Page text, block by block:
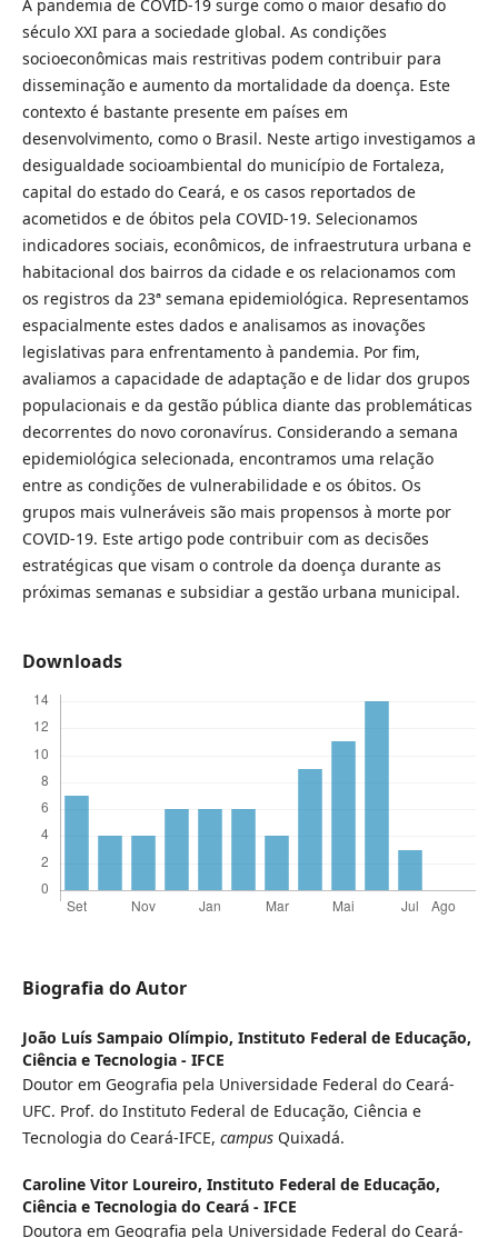
A pandemia de COVID-19 surge como o maior desafio do
século XXI para a sociedade global. As condições
socioeconômicas mais restritivas podem contribuir para
disseminação e aumento da mortalidade da doença. Este
contexto é bastante presente em países em
desenvolvimento, como o Brasil. Neste artigo investigamos a
desigualdade socioambiental do município de Fortaleza,
capital do estado do Ceará, e os casos reportados de
acometidos e de óbitos pela COVID-19. Selecionamos
indicadores sociais, econômicos, de infraestrutura urbana e
habitacional dos bairros da cidade e os relacionamos com
os registros da 23ª semana epidemiológica. Representamos
espacialmente estes dados e analisamos as inovações
legislativas para enfrentamento à pandemia. Por fim,
avaliamos a capacidade de adaptação e de lidar dos grupos
populacionais e da gestão pública diante das problemáticas
decorrentes do novo coronavírus. Considerando a semana
epidemiológica selecionada, encontramos uma relação
entre as condições de vulnerabilidade e os óbitos. Os
grupos mais vulneráveis são mais propensos à morte por
COVID-19. Este artigo pode contribuir com as decisões
estratégicas que visam o controle da doença durante as
próximas semanas e subsidiar a gestão urbana municipal.
Downloads
Biografia do Autor
João Luís Sampaio Olímpio, Instituto Federal de Educação,
Ciência e Tecnologia - IFCE
Doutor em Geografia pela Universidade Federal do Ceará-
UFC. Prof. do Instituto Federal de Educação, Ciência e
Tecnologia do Ceará-IFCE, campusQuixadá.
Caroline Vitor Loureiro, Instituto Federal de Educação,
Ciência e Tecnologia do Ceará - IFCE
Doutora em Geografia pela Universidade Federal do Ceará-